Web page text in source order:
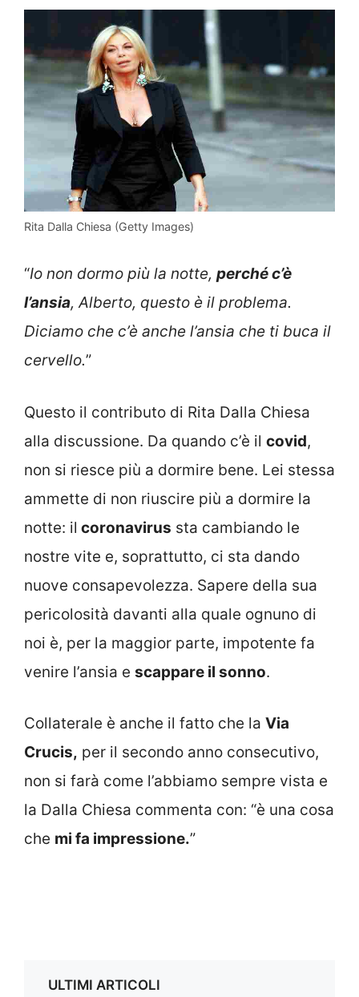
Rita Dalla Chiesa (Getty Images)
“Io non dormo più la notte, perché c’è
l’ansia, Alberto, questo è il problema.
Diciamo che c’è anche l’ansia che ti buca il
cervello.”
Questo il contributo di Rita Dalla Chiesa
alla discussione. Da quando c’è il covid,
non si riesce più a dormire bene. Lei stessa
ammette di non riuscire più a dormire la
notte: il coronavirus sta cambiando le
nostre vite e, soprattutto, ci sta dando
nuove consapevolezza. Sapere della sua
pericolosità davanti alla quale ognuno di
noi è, per la maggior parte, impotente fa
venire l’ansia e scappare il sonno.
Collaterale è anche il fatto che la Via
Crucis, per il secondo anno consecutivo,
non si farà come l’abbiamo sempre vista e
la Dalla Chiesa commenta con: “è una cosa
che mi fa impressione.”
ULTIMI ARTICOLI